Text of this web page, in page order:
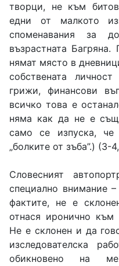
творци, не към
едни от малкото
споменавания за
възрастната
нямат място в
собствената
грижи, финансови
всичко това е
няма как да не е
само се изпуска,
„болките от зъба”.) (3-
Словесният
специално внимание
фактите, не е
отнася иронично към
Не е склонен и да
изследователска
обикновено на